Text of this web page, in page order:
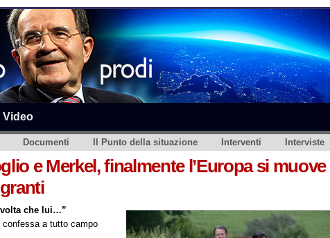
Video
Documenti Il Punto della situazione Interventi Interviste
e Merkel, finalmente l’Europa si muove
che lui…”
a tutto campo